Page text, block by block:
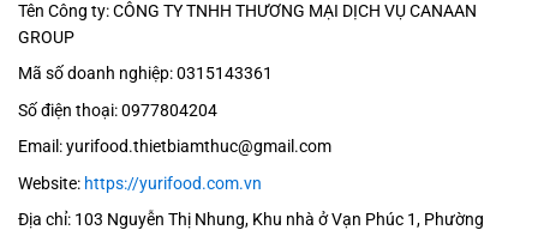
Tên Công ty: CÔNG TY TNHH THƯƠNG MẠI DỊCH VỤ CANAAN
GROUP
Mã số doanh nghiệp: 0315143361
Số điện thoại: 0977804204
Email: yurifood.thietbiamthuc@gmail.com
Website: https://yurifood.com.vn
Địa chỉ: 103 Nguyễn Thị Nhung, Khu nhà ở Vạn Phúc 1, Phường